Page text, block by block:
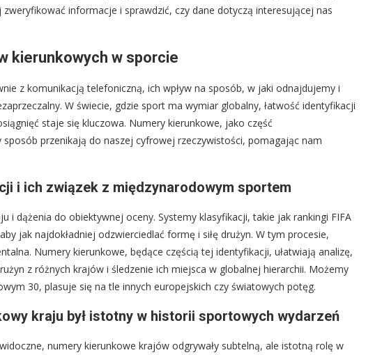
informacje i sprawdzić, czy dane dotyczą interesującej nas
kierunkowych w sporcie
z komunikacją telefoniczną, ich wpływ na sposób, w jaki odnajdujemy i
W świecie, gdzie sport ma wymiar globalny, łatwość identyfikacji
staje się kluczowa. Numery kierunkowe, jako część
przenikają do naszej cyfrowej rzeczywistości, pomagając nam
i ich związek z międzynarodowym sportem
i dążenia do obiektywnej oceny. Systemy klasyfikacji, takie jak rankingi FIFA
jak najdokładniej odzwierciedlać formę i siłę drużyn. W tym procesie,
Numery kierunkowe, będące częścią tej identyfikacji, ułatwiają analizę,
z różnych krajów i śledzenie ich miejsca w globalnej hierarchii. Możemy
30, plasuje się na tle innych europejskich czy światowych potęg.
kraju był istotny w historii sportowych wydarzeń
numery kierunkowe krajów odgrywały subtelną, ale istotną rolę w